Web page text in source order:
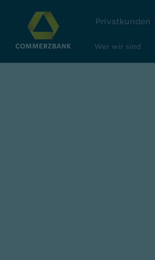
Privatkunden
Wer wir sind